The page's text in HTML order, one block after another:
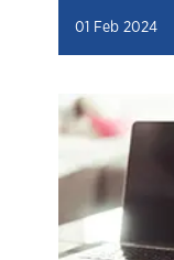
01 Feb 2024